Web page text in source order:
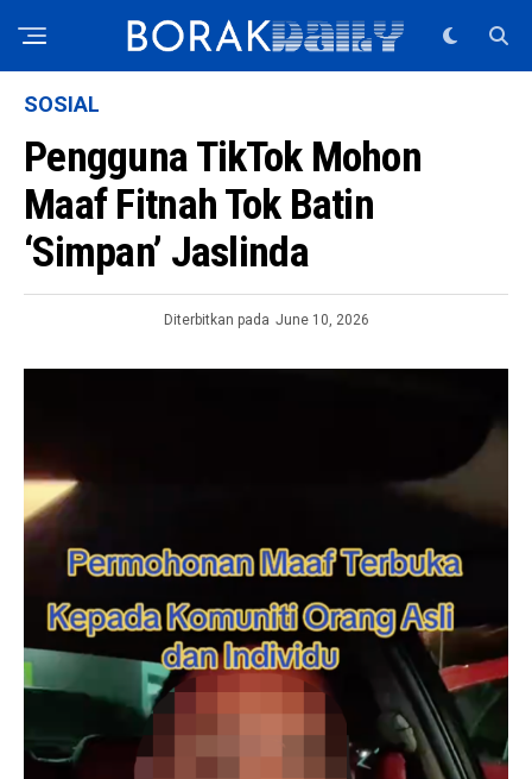
SOSIAL
Pengguna TikTok Mohon
Maaf Fitnah Tok Batin
‘Simpan’ Jaslinda
Diterbitkan pada June 10, 2026